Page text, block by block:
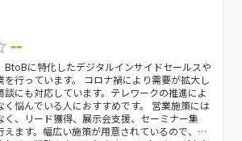
--
BtoBに特化したデジタルインサイドセールスや
を行っています。 コロナ禍により需要が拡大し
談にも対応しています。テレワークの推進によ
く悩んでいる人におすすめです。 営業施策には
く、リード獲得、展示会支援、セーミナー集
ます。幅広い施策が用意されているので、自